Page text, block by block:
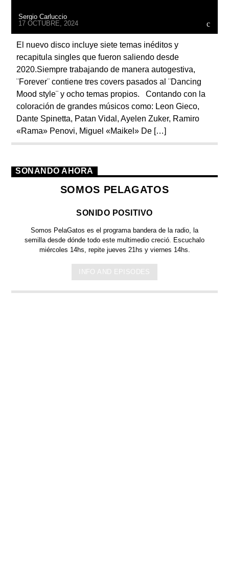
Sergio Carluccio
17 OCTUBRE, 2024
El nuevo disco incluye siete temas inéditos y
recapitula singles que fueron saliendo desde
2020.Siempre trabajando de manera autogestiva,
¨Forever¨ contiene tres covers pasados al ¨Dancing
Mood style¨ y ocho temas propios. Contando con la
coloración de grandes músicos como: Leon Gieco,
Dante Spinetta, Patan Vidal, Ayelen Zuker, Ramiro
«Rama» Penovi, Miguel «Maikel» De […]
SONANDO AHORA
SOMOS PELAGATOS
SONIDO POSITIVO
Somos PelaGatos es el programa bandera de la radio, la
semilla desde dónde todo este multimedio creció. Escuchalo
miércoles 14hs, repite jueves 21hs y viernes 14hs.
INFO AND EPISODES